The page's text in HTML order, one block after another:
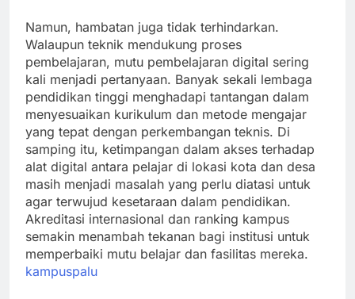
Namun, hambatan juga tidak terhindarkan.
Walaupun teknik mendukung proses
pembelajaran, mutu pembelajaran digital sering
kali menjadi pertanyaan. Banyak sekali lembaga
pendidikan tinggi menghadapi tantangan dalam
menyesuaikan kurikulum dan metode mengajar
yang tepat dengan perkembangan teknis. Di
samping itu, ketimpangan dalam akses terhadap
alat digital antara pelajar di lokasi kota dan desa
masih menjadi masalah yang perlu diatasi untuk
agar terwujud kesetaraan dalam pendidikan.
Akreditasi internasional dan ranking kampus
semakin menambah tekanan bagi institusi untuk
memperbaiki mutu belajar dan fasilitas mereka.
kampuspalu